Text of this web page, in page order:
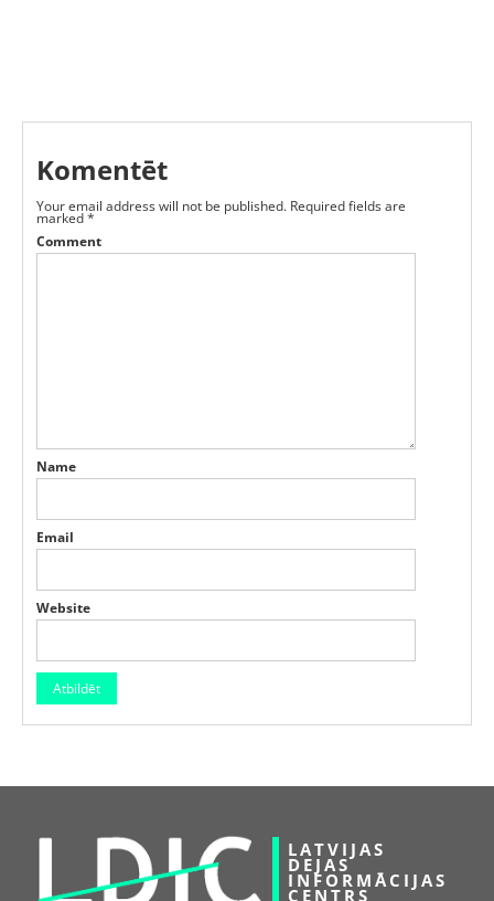
Komentēt
Your email address will not be published. Required fields are
marked*
Comment
Name
Email
Website
LATVIJAS
DEJAS
INFORMĀCIJAS
CENTRS